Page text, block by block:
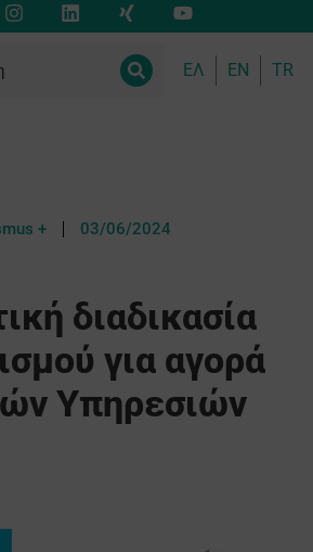
ΕΛ EN TR
+ 03/06/2024
διαδικασία
για αγορά
Υπηρεσιών